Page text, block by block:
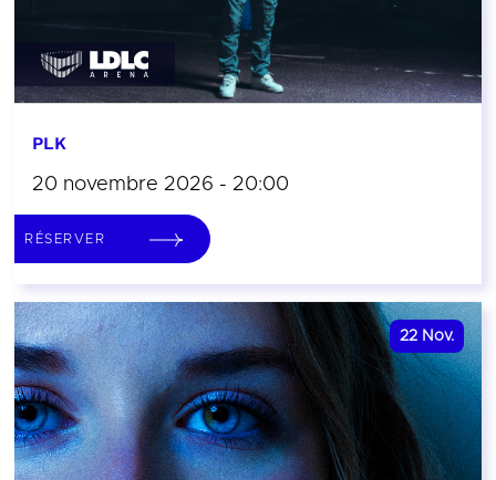
PLK
20 novembre 2026 - 20:00
RÉSERVER
22 Nov.